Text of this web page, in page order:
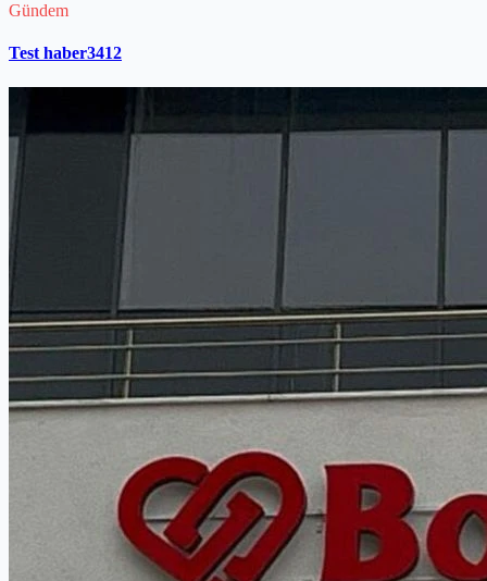
Gündem
Test haber3412